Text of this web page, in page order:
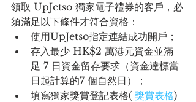
領取 UpJetso 獨家電子禮券的客戶，必
須滿足以下條件才符合資格：
使用UpJetso指定連結成功開戶；
存入最少 HK$2 萬港元資金並滿
足 7 日資金留存要求（資金達標當
日起計算的7 個自然日）；
填寫獨家獎賞登記表格( 獎賞表格)